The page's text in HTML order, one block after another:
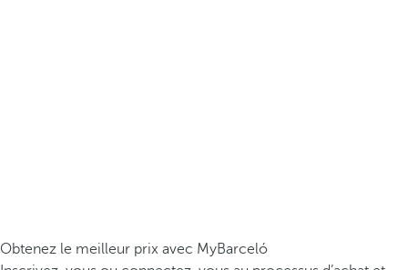
Obtenez le meilleur prix avec MyBarceló